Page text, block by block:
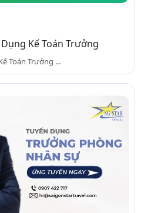
Kế Toán Trưởng
Toán Trưởng ...